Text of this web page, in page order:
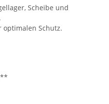
Scheibe und
optimalen Schutz.